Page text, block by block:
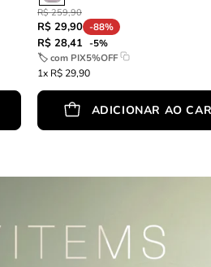
R$ 259,90
R$ 29,90 -88%
R$ 28,41 -5%
🏷 com PIX5%OFF
1x R$ 29,90
ADICIONAR AO